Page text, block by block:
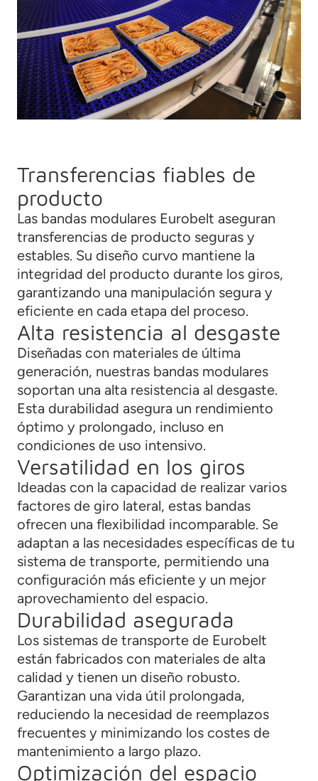
Transferencias fiables de
producto
Las bandas modulares Eurobelt aseguran
transferencias de producto seguras y
estables. Su diseño curvo mantiene la
integridad del producto durante los giros,
garantizando una manipulación segura y
eficiente en cada etapa del proceso.
Alta resistencia al desgaste
Diseñadas con materiales de última
generación, nuestras bandas modulares
soportan una alta resistencia al desgaste.
Esta durabilidad asegura un rendimiento
óptimo y prolongado, incluso en
condiciones de uso intensivo.
Versatilidad en los giros
Ideadas con la capacidad de realizar varios
factores de giro lateral, estas bandas
ofrecen una flexibilidad incomparable. Se
adaptan a las necesidades específicas de tu
sistema de transporte, permitiendo una
configuración más eficiente y un mejor
aprovechamiento del espacio.
Durabilidad asegurada
Los sistemas de transporte de Eurobelt
están fabricados con materiales de alta
calidad y tienen un diseño robusto.
Garantizan una vida útil prolongada,
reduciendo la necesidad de reemplazos
frecuentes y minimizando los costes de
mantenimiento a largo plazo.
Optimización del espacio